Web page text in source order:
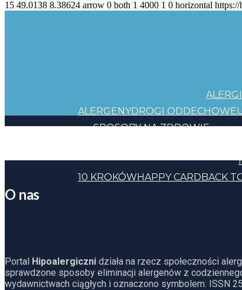
15 49.0138 8.38624 arrow 0 both 1 4000 1 0 horizontal
ALERGENYDROGI ODDECHOWE
SPOSOBY NA ZDROWIE
10 KROKÓWHAPPY CARDBACK
O nas
Portal Hipoalergiczni działa na rzecz społeczności
sprawdzone sposoby eliminacji alergenów z
wydawnictwach ciągłych i oznaczono symbolem: ISSN